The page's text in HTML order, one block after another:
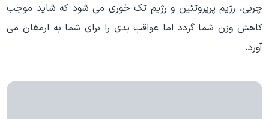
چربی، رژیم پرپروتئین و رژیم تک خوری می شود که شاید موجب
کاهش وزن شما گردد اما عواقب بدی را برای شما به ارمغان می
آورد.